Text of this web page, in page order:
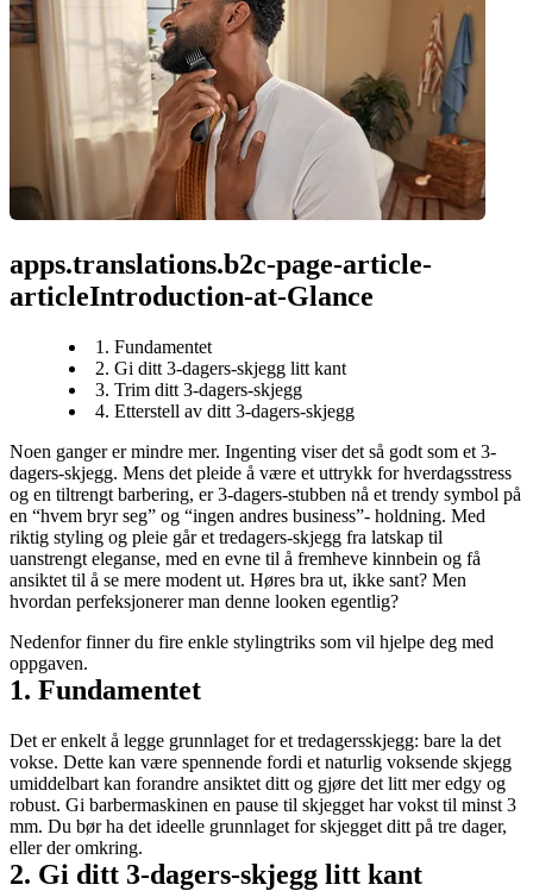
apps.translations.b2c-page-article-
articleIntroduction-at-Glance
1. Fundamentet
2. Gi ditt 3-dagers-skjegg litt kant
3. Trim ditt 3-dagers-skjegg
4. Etterstell av ditt 3-dagers-skjegg
Noen ganger er mindre mer. Ingenting viser det så godt som et 3-
dagers-skjegg. Mens det pleide å være et uttrykk for hverdagsstress
og en tiltrengt barbering, er 3-dagers-stubben nå et trendy symbol på
en “hvem bryr seg” og “ingen andres business”- holdning. Med
riktig styling og pleie går et tredagers-skjegg fra latskap til
uanstrengt eleganse, med en evne til å fremheve kinnbein og få
ansiktet til å se mere modent ut. Høres bra ut, ikke sant? Men
hvordan perfeksjonerer man denne looken egentlig?
Nedenfor finner du fire enkle stylingtriks som vil hjelpe deg med
oppgaven.
1. Fundamentet
Det er enkelt å legge grunnlaget for et tredagersskjegg: bare la det
vokse. Dette kan være spennende fordi et naturlig voksende skjegg
umiddelbart kan forandre ansiktet ditt og gjøre det litt mer edgy og
robust. Gi barbermaskinen en pause til skjegget har vokst til minst 3
mm. Du bør ha det ideelle grunnlaget for skjegget ditt på tre dager,
eller der omkring.
2. Gi ditt 3-dagers-skjegg litt kant